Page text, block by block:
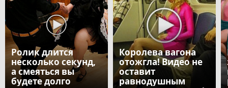
Ролик длится
несколько секунд,
а смеяться вы
будете долго
Королева вагона
отожгла! Видео не
оставит
равнодушным